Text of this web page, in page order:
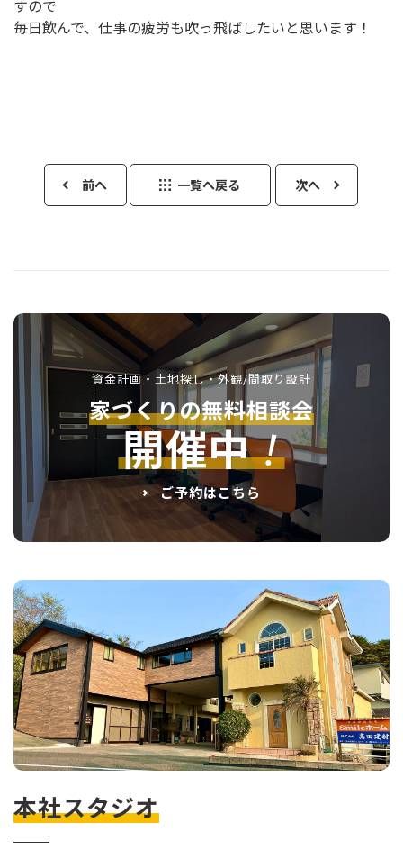
すので
毎日飲んで、仕事の疲労も吹っ飛ばしたいと思います！
前へ 一覧へ戻る 次へ
資金計画・土地探し・外観/間取り設計
家づくりの無料相談会
開催中！
ご予約はこちら
本社スタジオ